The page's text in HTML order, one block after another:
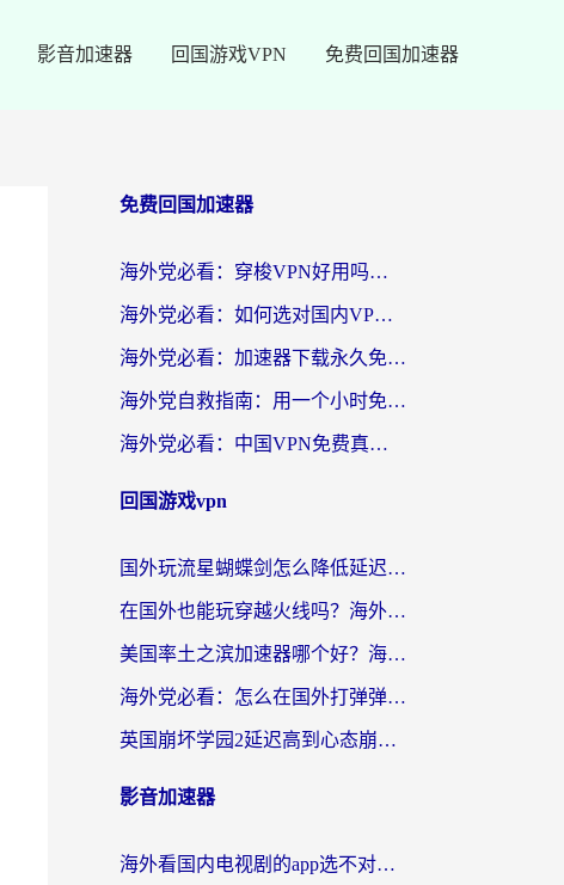
影音加速器 回国游戏VPN 免费回国加速器
免费回国加速器
海外党必看：穿梭VPN好用吗？和云帆VPN对比哪个回国效果更好？附真实测评+避坑指南
海外党必看：如何选对国内VPN，实现无缝访问国内资源？
海外党必看：加速器下载永久免费版真的存在吗？教你无缝访问国内资源的正确姿势
海外党自救指南：用一个小时免费加速器，轻松打破国内资源访问壁垒？
海外党必看：中国VPN免费真的靠谱吗？手把手教你选对回国加速器
回国游戏vpn
国外玩流星蝴蝶剑怎么降低延迟？海外党必看的加速秘籍（含欧洲鸣潮&彩虹岛优化攻略）
在国外也能玩穿越火线吗？海外玩家国服游戏畅玩终极指南
美国率土之滨加速器哪个好？海外党国服游戏畅玩终极指南（附多游戏解决方案）
海外党必看：怎么在国外打弹弹堂不卡？番茄加速器亲测指南
英国崩坏学园2延迟高到心态崩？海外党国服游戏加速终极指南
影音加速器
海外看国内电视剧的app选不对？这份回国加速器避坑指南帮你流畅追剧